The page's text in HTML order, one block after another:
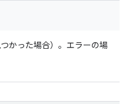
つかった場合）。エラーの場